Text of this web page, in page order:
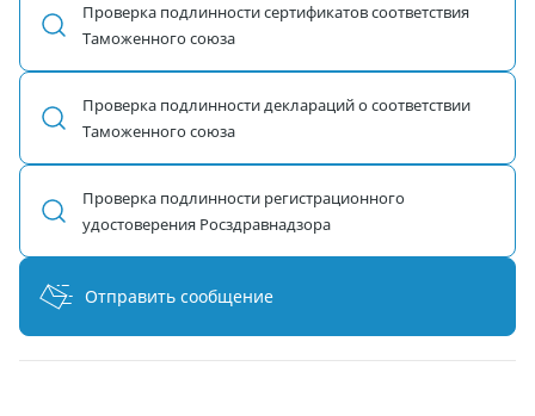
Проверка подлинности сертификатов соответствия
Таможенного союза
Проверка подлинности деклараций о соответствии
Таможенного союза
Проверка подлинности регистрационного
удостоверения Росздравнадзора
Отправить сообщение